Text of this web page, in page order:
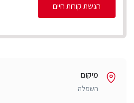
הגשת קורות חיים
מיקום
השפלה